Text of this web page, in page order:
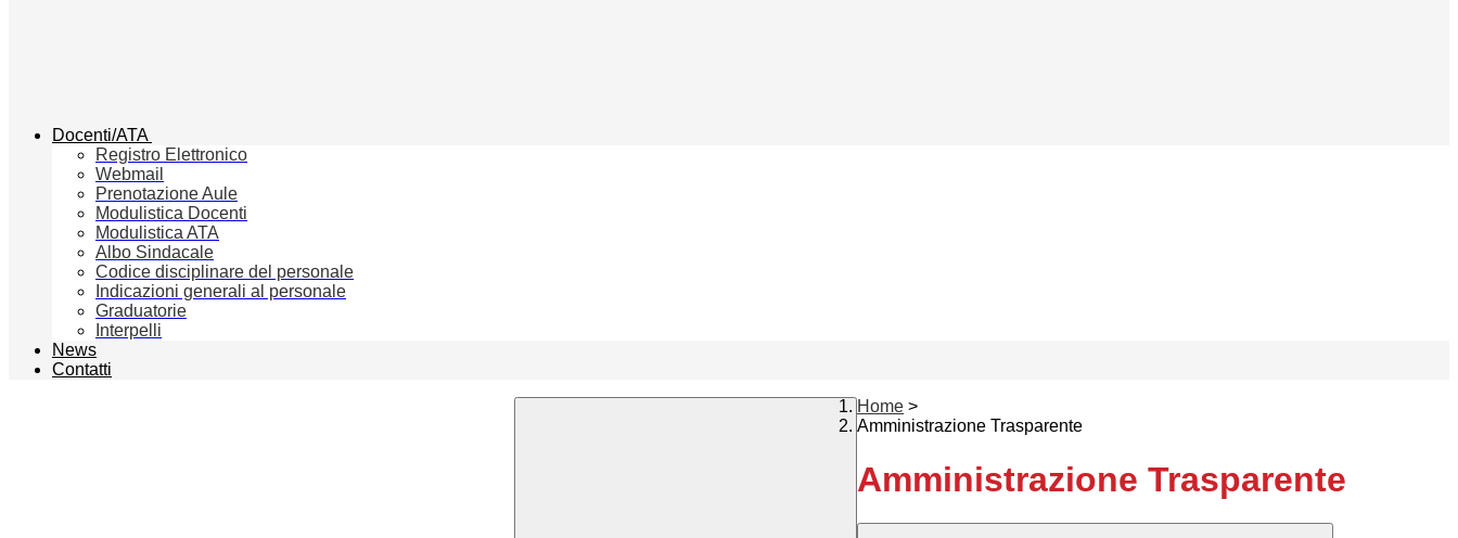
Docenti/ATA
Registro Elettronico
Webmail
Prenotazione Aule
Modulistica Docenti
Modulistica ATA
Albo Sindacale
Codice disciplinare del personale
Indicazioni generali al personale
Graduatorie
Interpelli
News
Contatti
Home >
Amministrazione Trasparente
Amministrazione Trasparente